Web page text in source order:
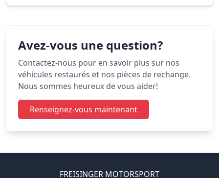
Avez-vous une question?
Contactez-nous pour en savoir plus sur nos
véhicules restaurés et nos pièces de rechange.
Nous sommes heureux de vous aider!
Renseignez-vous maintenant
FREISINGER MOTORSPORT